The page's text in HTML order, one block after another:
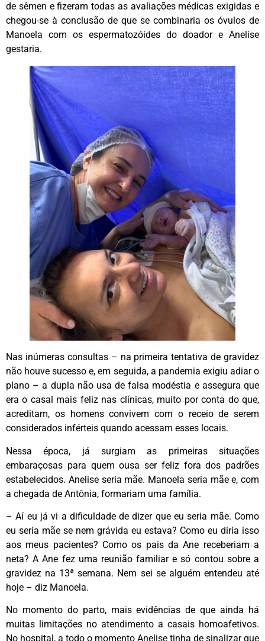
de sêmen e fizeram todas as avaliações médicas exigidas e
chegou-se à conclusão de que se combinaria os óvulos de
Manoela com os espermatozóides do doador e Anelise
gestaria.
Nas inúmeras consultas – na primeira tentativa de gravidez
não houve sucesso e, em seguida, a pandemia exigiu adiar o
plano – a dupla não usa de falsa modéstia e assegura que
era o casal mais feliz nas clínicas, muito por conta do que,
acreditam, os homens convivem com o receio de serem
considerados inférteis quando acessam esses locais.
Nessa época, já surgiam as primeiras situações
embaraçosas para quem ousa ser feliz fora dos padrões
estabelecidos. Anelise seria mãe. Manoela seria mãe e, com
a chegada de Antônia, formariam uma família.
– Aí eu já vi a dificuldade de dizer que eu seria mãe. Como
eu seria mãe se nem grávida eu estava? Como eu diria isso
aos meus pacientes? Como os pais da Ane receberiam a
neta? A Ane fez uma reunião familiar e só contou sobre a
gravidez na 13ª semana. Nem sei se alguém entendeu até
hoje – diz Manoela.
No momento do parto, mais evidências de que ainda há
muitas limitações no atendimento a casais homoafetivos.
No hospital, a todo o momento Anelise tinha de sinalizar que